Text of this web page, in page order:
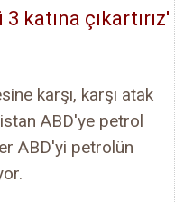
katına çıkartırız'
karşı, karşı atak
ABD'ye petrol
ABD'yi petrolün